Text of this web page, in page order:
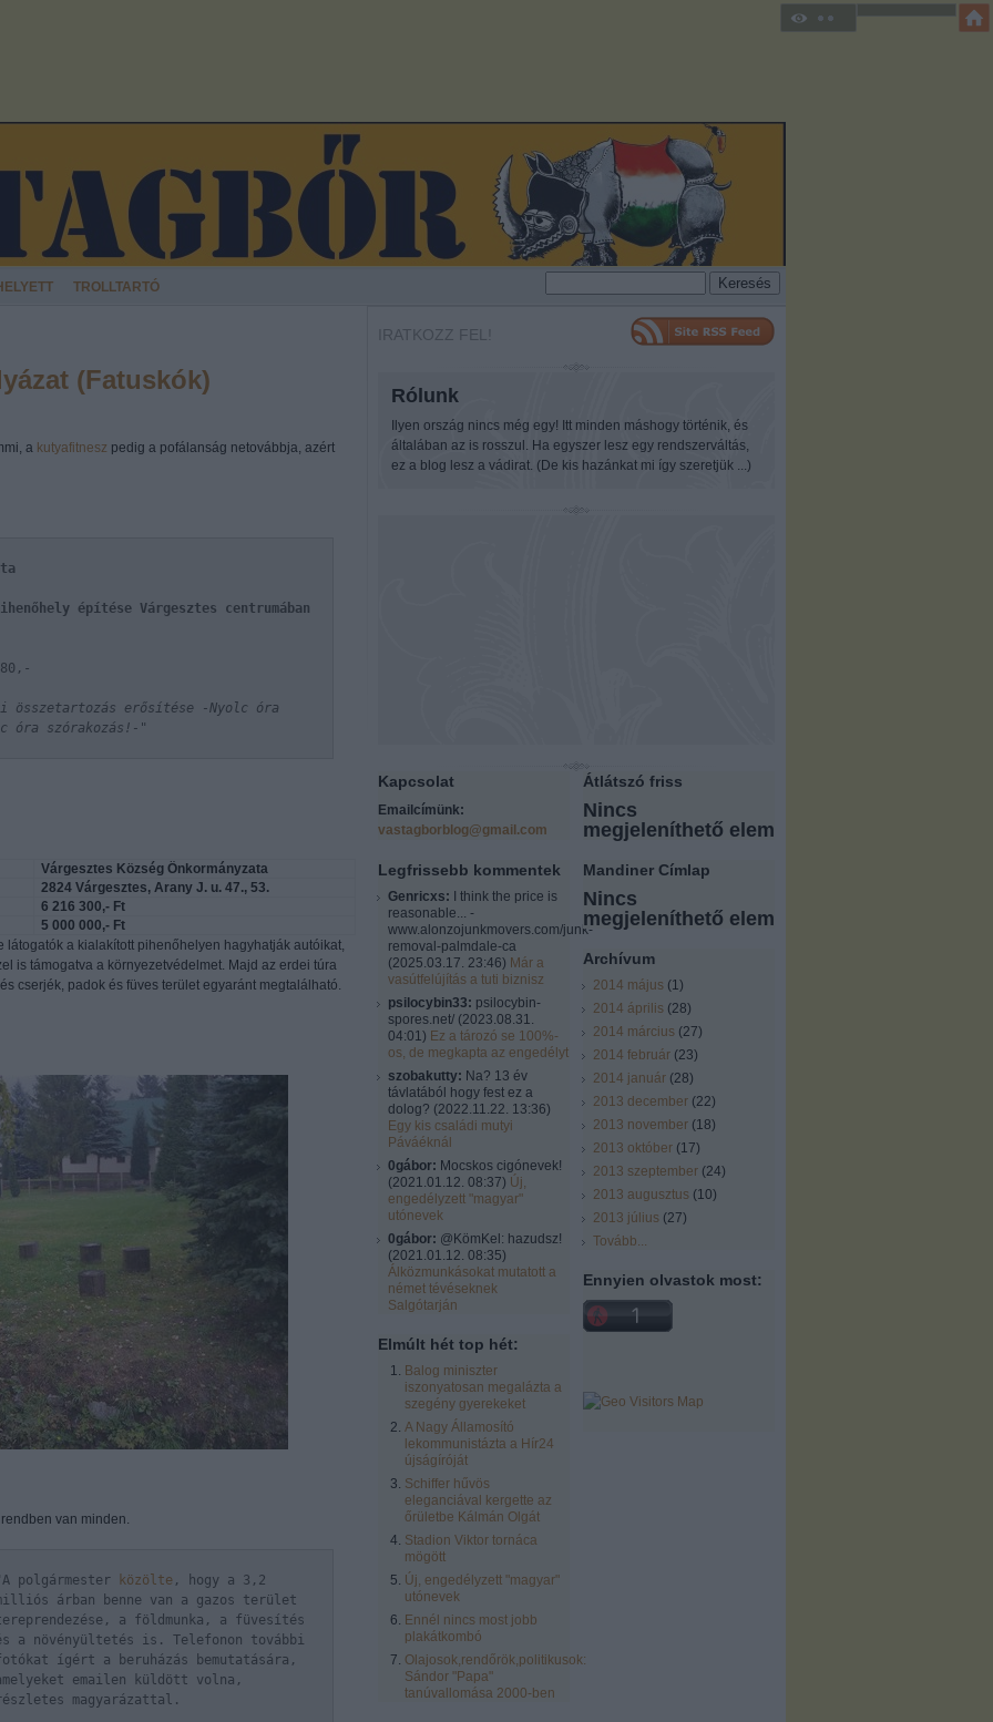
TROLLTARTÓ
(Fatuskók)
a kutyafitnesz pedig a pofálanság netovábbja, azért
építése Várgesztes centrumában
összetartozás erősítése -Nyolc óra
óra szórakozás!-"
Várgesztes Község Önkormányzata
2824 Várgesztes, Arany J. u. 47., 53.
6 216 300,- Ft
5 000 000,- Ft
a kialakított pihenőhelyen hagyhatják autóikat,
is támogatva a környezetvédelmet. Majd az erdei túra
cserjék, padok és füves terület egyaránt megtalálható.
van minden.
polgármester közölte , hogy a 3,2
árban benne van a gazos terület
a földmunka, a füvesítés
a növényültetés is. Telefonon további
ígért a beruházás bemutatására,
emailen küldött volna,
magyarázattal.
IRATKOZZ FEL!
Rólunk
Ilyen ország nincs még egy! Itt minden máshogy történik, és
általában az is rosszul. Ha egyszer lesz egy rendszerváltás,
ez a blog lesz a vádirat. (De kis hazánkat mi így szeretjük ...)
Kapcsolat
Emailcímünk:
vastagborblog@gmail.com
Legfrissebb kommentek
Genricxs: I think the price is
reasonable... -
www.alonzojunkmovers.com/junk-
removal-palmdale-ca
(2025.03.17. 23:46) Már a
vasútfelújítás a tuti biznisz
psilocybin33: psilocybin-
spores.net/ (2023.08.31.
04:01) Ez a tározó se 100%-
os, de megkapta az engedélyt
szobakutty: Na? 13 év
távlatából hogy fest ez a
dolog? (2022.11.22. 13:36)
Egy kis családi mutyi
Páváéknál
0gábor: Mocskos cigónevek!
(2021.01.12. 08:37) Új,
engedélyzett "magyar"
utónevek
0gábor: @KömKel: hazudsz!
(2021.01.12. 08:35)
Álközmunkásokat mutatott a
német tévéseknek
Salgótarján
Elmúlt hét top hét:
Balog miniszter
iszonyatosan megalázta a
szegény gyerekeket
A Nagy Államosító
lekommunistázta a Hír24
újságíróját
Schiffer hűvös
eleganciával kergette az
őrületbe Kálmán Olgát
Stadion Viktor tornáca
mögött
Új, engedélyzett "magyar"
utónevek
Ennél nincs most jobb
plakátkombó
Olajosok,rendőrök,politikusok:
Sándor "Papa"
tanúvallomása 2000-ben
Átlátszó friss
Nincs
megjeleníthető elem
Mandiner Címlap
Nincs
megjeleníthető elem
Archívum
2014 május (1)
2014 április (28)
2014 március (27)
2014 február (23)
2014 január (28)
2013 december (22)
2013 november (18)
2013 október (17)
2013 szeptember (24)
2013 augusztus (10)
2013 július (27)
Tovább...
Ennyien olvastok most: